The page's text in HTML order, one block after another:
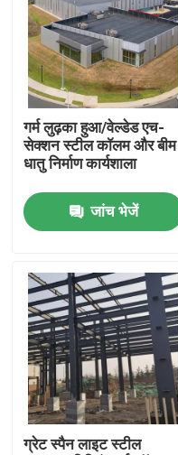
वीडियो
हमारे बारे में
कारखाना भ्रमण
गुणवत्ता नियंत्रण
एक उद्धरण का अनुरोध करें
इस्पात संरचना गोदाम
इस्पात संरचना कार्यशाला
हल्के इस्पात संरचना
गर्म लुढ़का हुआ/वेल्डेड एच-
सेक्शन स्टील कॉलम और बीम
धातु निर्माण कार्यशाला
जांच भेजें
ग्रेट स्पैन लाइट स्टील